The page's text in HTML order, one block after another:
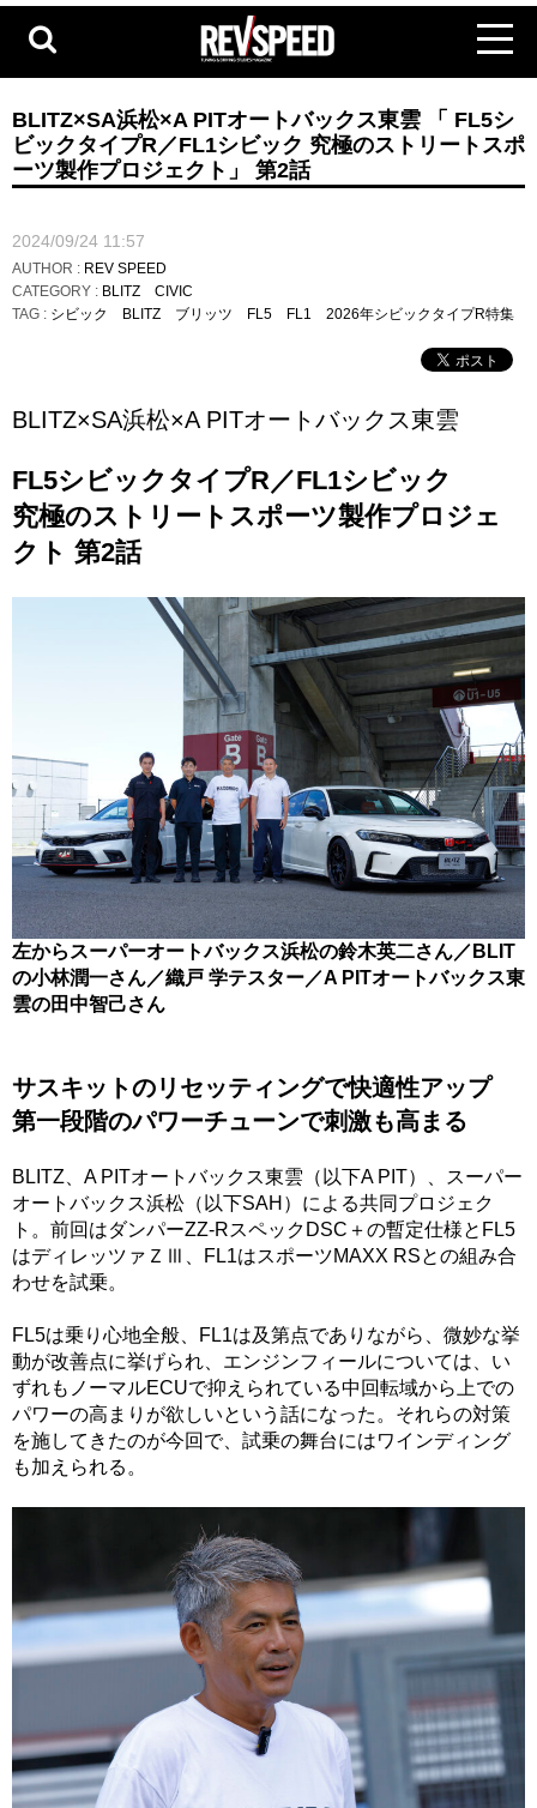
BLITZ×SA浜松×A PITオートバックス東雲 「 FL5シ
ビックタイプR／FL1シビック 究極のストリートスポ
ーツ製作プロジェクト」 第2話
2024/09/24 11:57
AUTHOR : REV SPEED
CATEGORY : BLITZ
CIVIC
TAG : シビック BLITZ ブリッツ FL5 FL1 2026年シビックタイプR特集
BLITZ×SA浜松×A PITオートバックス東雲
FL5シビックタイプR／FL1シビック
究極のストリートスポーツ製作プロジェ
クト 第2話
左からスーパーオートバックス浜松の鈴木英二さん／BLIT
の小林潤一さん／織戸 学テスター／A PITオートバックス東
雲の田中智己さん
サスキットのリセッティングで快適性アップ
第一段階のパワーチューンで刺激も高まる
BLITZ、A PITオートバックス東雲（以下A PIT）、スーパー
オートバックス浜松（以下SAH）による共同プロジェク
ト。前回はダンパーZZ-RスペックDSC＋の暫定仕様とFL5
はディレッツァＺⅢ、FL1はスポーツMAXX RSとの組み合
わせを試乗。
FL5は乗り心地全般、FL1は及第点でありながら、微妙な挙
動が改善点に挙げられ、エンジンフィールについては、い
ずれもノーマルECUで抑えられている中回転域から上での
パワーの高まりが欲しいという話になった。それらの対策
を施してきたのが今回で、試乗の舞台にはワインディング
も加えられる。